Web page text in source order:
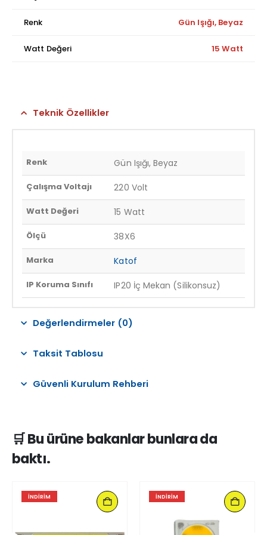
Renk Gün Işığı, Beyaz
Watt Değeri 15 Watt
Teknik Özellikler
Renk Gün Işığı, Beyaz
Çalışma Voltajı 220 Volt
Watt Değeri 15 Watt
Ölçü 38X6
Marka Katof
IP Koruma Sınıfı IP20 İç Mekan (Silikonsuz)
Değerlendirmeler (0)
Taksit Tablosu
Güvenli Kurulum Rehberi
🛒 Bu ürüne bakanlar bunlara da
baktı.
İNDIRIM İNDIRIM